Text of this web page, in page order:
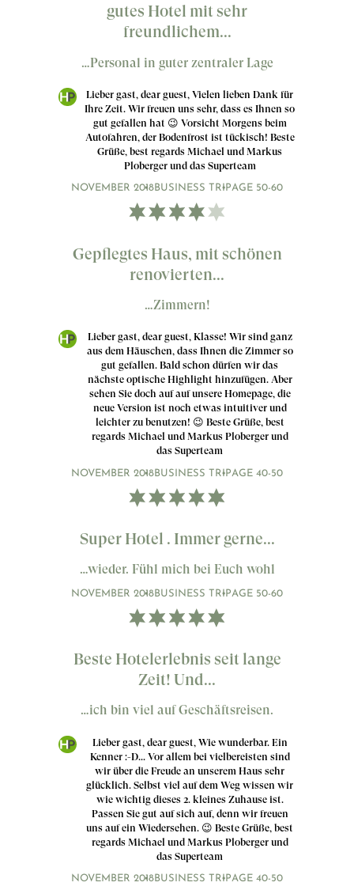
gutes Hotel mit sehr
freundlichem...
…Personal in guter zentraler Lage
Lieber gast, dear guest, Vielen lieben Dank für
Ihre Zeit. Wir freuen uns sehr, dass es Ihnen so
gut gefallen hat 😉 Vorsicht Morgens beim
Autofahren, der Bodenfrost ist tückisch! Beste
Grüße, best regards Michael und Markus
Ploberger und das Superteam
NOVEMBER 2018BUSINESS TRIPAGE 50-60
Gepflegtes Haus, mit schönen
renovierten...
…Zimmern!
Lieber gast, dear guest, Klasse! Wir sind ganz
aus dem Häuschen, dass Ihnen die Zimmer so
gut gefallen. Bald schon dürfen wir das
nächste optische Highlight hinzufügen. Aber
sehen Sie doch auf auf unsere Homepage, die
neue Version ist noch etwas intuitiver und
leichter zu benutzen! 😉 Beste Grüße, best
regards Michael und Markus Ploberger und
das Superteam
NOVEMBER 2018BUSINESS TRIPAGE 40-50
Super Hotel . Immer gerne...
…wieder. Fühl mich bei Euch wohl
NOVEMBER 2018BUSINESS TRIPAGE 50-60
Beste Hotelerlebnis seit lange
Zeit! Und...
…ich bin viel auf Geschäftsreisen.
Lieber gast, dear guest, Wie wunderbar. Ein
Kenner :-D... Vor allem bei vielbereisten sind
wir über die Freude an unserem Haus sehr
glücklich. Selbst viel auf dem Weg wissen wir
wie wichtig dieses 2. kleines Zuhause ist.
Passen Sie gut auf sich auf, denn wir freuen
uns auf ein Wiedersehen. 😉 Beste Grüße, best
regards Michael und Markus Ploberger und
das Superteam
NOVEMBER 2018BUSINESS TRIPAGE 40-50